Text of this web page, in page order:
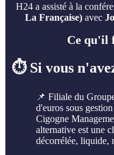
H24 a assisté à la
La Française) avec
Ce qu'il
⏱️ Si vous
📌 Filiale du
d'euros sous
Cigogne
alternative est une
décorrélée, liquide,